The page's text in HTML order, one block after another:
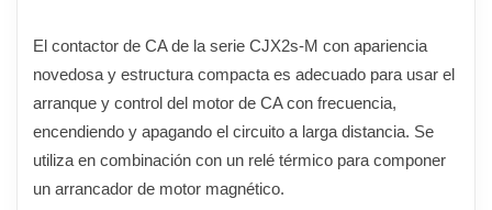
El contactor de CA de la serie CJX2s-M con apariencia
novedosa y estructura compacta es adecuado para usar el
arranque y control del motor de CA con frecuencia,
encendiendo y apagando el circuito a larga distancia. Se
utiliza en combinación con un relé térmico para componer
un arrancador de motor magnético.